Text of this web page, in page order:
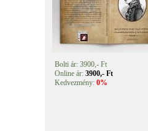
Bolti ár: 3900,- Ft
Online ár: 3900,- Ft
Kedvezmény: 0%